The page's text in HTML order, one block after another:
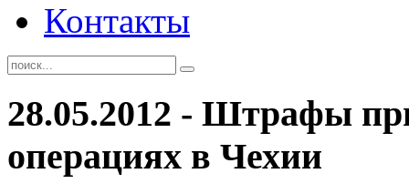
Контакты
28.05.2012 - Штрафы
операциях в Чехии